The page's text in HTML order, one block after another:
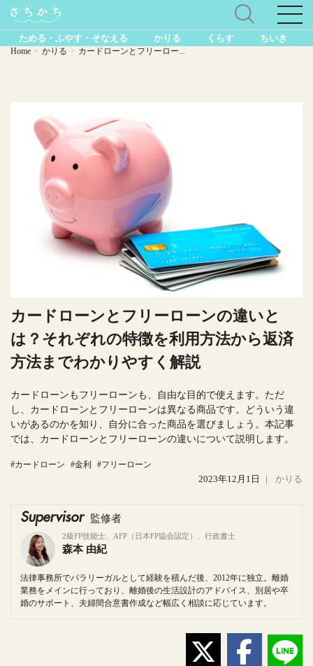
ためる・ふやす・そなえる かりる くらす ちいき
Home > かりる > カードローンとフリーロー...
カードローンとフリーローンの違いと
は？それぞれの特徴を利用方法から返済
方法までわかりやすく解説
カードローンもフリーローンも、自由な目的で使えます。ただ
し、カードローンとフリーローンは異なる商品です。どういう違
いがあるのかを知り、自分に合った商品を選びましょう。本記事
では、カードローンとフリーローンの違いについて説明します。
#カードローン #金利 #フリーローン
2023年12月1日 ｜ かりる
Supervisor 監修者
2級FP技能士、AFP（日本FP協会認定）、行政書士
森本 由紀
法律事務所でパラリーガルとして経験を積んだ後、2012年に独立。離婚
業務をメインに行っており、離婚後の生活設計のアドバイス、別居や卒
婚のサポート、夫婦間合意書作成など幅広く相談に応じています。